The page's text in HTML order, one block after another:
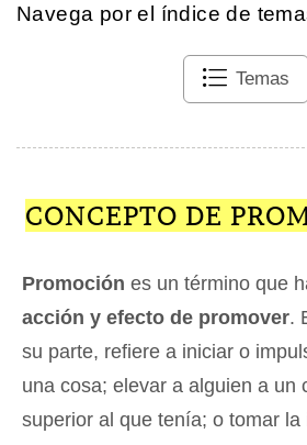
Navega por el índice de
Temas
CONCEPTO DE
Promoción es un término que
acción y efecto de promover.
su parte, refiere a iniciar o
una cosa; elevar a alguien a un
superior al que tenía; o tomar la